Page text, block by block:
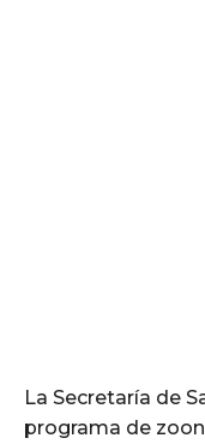
La Secretaría de
programa de